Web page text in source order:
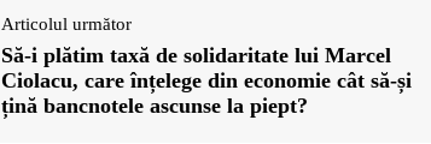
Articolul următor
Să-i plătim taxă de solidaritate lui Marcel
Ciolacu, care înțelege din economie cât să-și
țină bancnotele ascunse la piept?